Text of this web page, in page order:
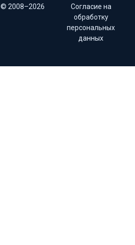
© 2008–2026
Согласие на
обработку
персональных
данных